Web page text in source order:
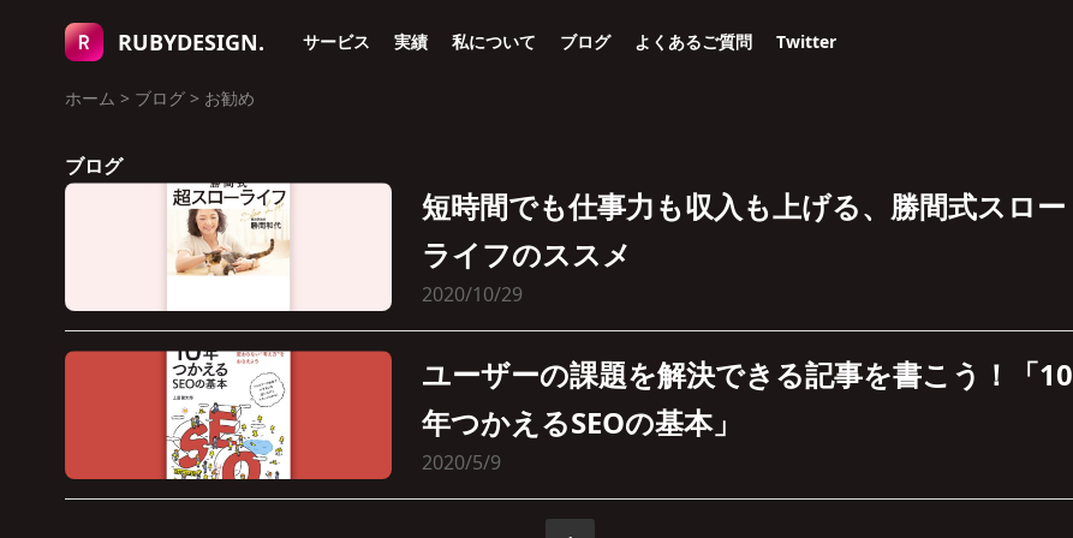
RUBYDESIGN. サービス 実績 私について ブログ よくあるご質問 Twitter
ホーム > ブログ> お勧め
ブログ
短時間でも仕事力も収入も上げる、勝間式スロー
ライフのススメ
2020/10/29
ユーザーの課題を解決できる記事を書こう！「10
年つかえるSEOの基本」
2020/5/9